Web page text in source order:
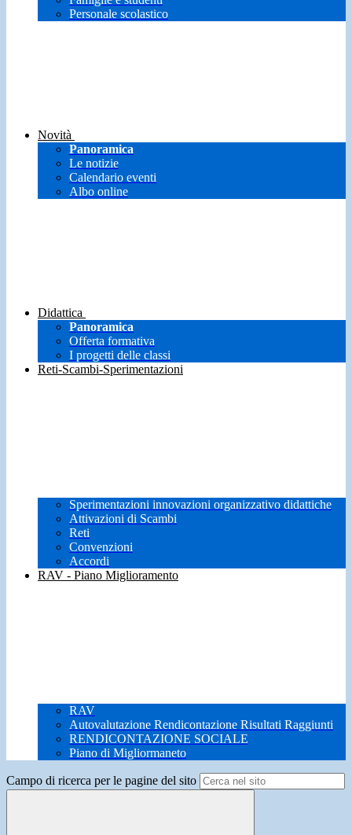
Personale scolastico
Novità
Panoramica
Le notizie
Calendario eventi
Albo online
Didattica
Panoramica
Offerta formativa
I progetti delle classi
Reti-Scambi-Sperimentazioni
Sperimentazioni innovazioni organizzativo didattiche
Attivazioni di Scambi
Reti
Convenzioni
Accordi
RAV - Piano Miglioramento
RAV
Autovalutazione Rendicontazione Risultati Raggiunti
RENDICONTAZIONE SOCIALE
Piano di Migliormaneto
Campo di ricerca per le pagine del sito